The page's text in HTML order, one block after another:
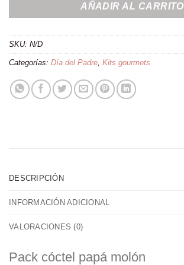
AÑADIR AL CARRITO
SKU: N/D
Categorías: Día del Padre Kits gourmets
DESCRIPCIÓN
INFORMACIÓN ADICIONAL
VALORACIONES (0)
Pack cóctel papá molón